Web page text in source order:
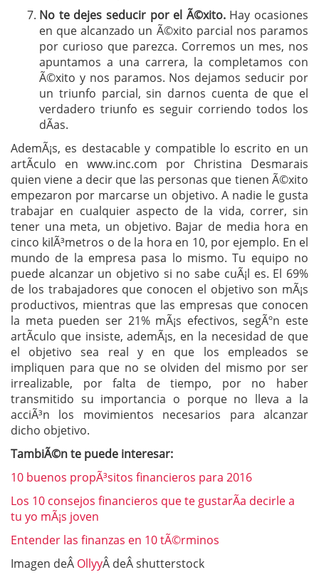
No te dejes seducir por el Ã©xito.Hay ocasiones
en que alcanzado un Ã©xito parcial nos paramos
por curioso que parezca. Corremos un mes, nos
apuntamos a una carrera, la completamos con
Ã©xito y nos paramos. Nos dejamos seducir por
un triunfo parcial, sin darnos cuenta de que el
verdadero triunfo es seguir corriendo todos los
dÃ­as.
AdemÃ¡s, es destacable y compatible lo escrito en un
artÃ­culo en www.inc.com por Christina Desmarais
quien viene a decir que las personas que tienen Ã©xito
empezaron por marcarse un objetivo. A nadie le gusta
trabajar en cualquier aspecto de la vida, correr, sin
tener una meta, un objetivo. Bajar de media hora en
cinco kilÃ³metros o de la hora en 10, por ejemplo. En el
mundo de la empresa pasa lo mismo. Tu equipo no
puede alcanzar un objetivo si no sabe cuÃ¡l es. El 69%
de los trabajadores que conocen el objetivo son mÃ¡s
productivos, mientras que las empresas que conocen
la meta pueden ser 21% mÃ¡s efectivos, segÃºn este
artÃ­culo que insiste, ademÃ¡s, en la necesidad de que
el objetivo sea real y en que los empleados se
impliquen para que no se olviden del mismo por ser
irrealizable, por falta de tiempo, por no haber
transmitido su importancia o porque no lleva a la
acciÃ³n los movimientos necesarios para alcanzar
dicho objetivo.
TambiÃ©n te puede interesar:
10 buenos propÃ³sitos financieros para 2016
Los 10 consejos financieros que te gustarÃ­a decirle a
tu yo mÃ¡s joven
Entender las finanzas en 10 tÃ©rminos
Imagen deÂ OllyyÂ deÂ shutterstock